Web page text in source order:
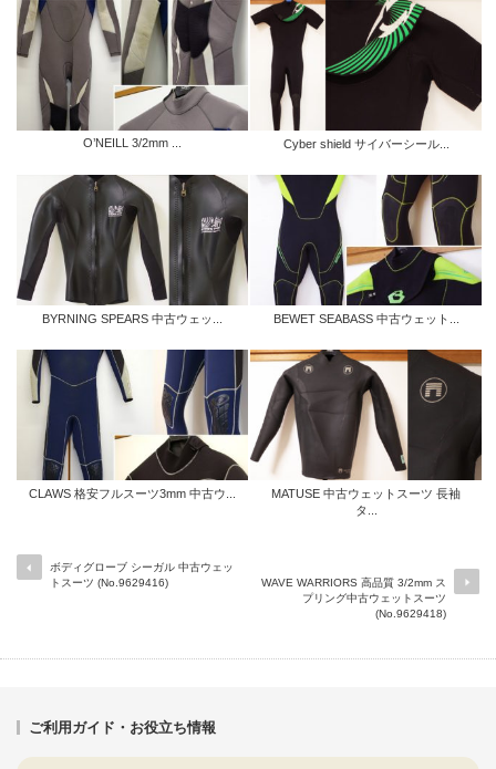
O’NEILL 3/2mm ... Cyber shield サイバーシール...
BYRNING SPEARS 中古ウェッ... BEWET SEABASS 中古ウェット...
CLAWS 格安フルスーツ3mm 中古ウ...
MATUSE 中古ウェットスーツ 長袖
タ...
ボディグローブ シーガル 中古ウェッ
トスーツ (No.9629416)
WAVE WARRIORS 高品質 3/2mm ス
プリング中古ウェットスーツ
(No.9629418)
ご利用ガイド・お役立ち情報